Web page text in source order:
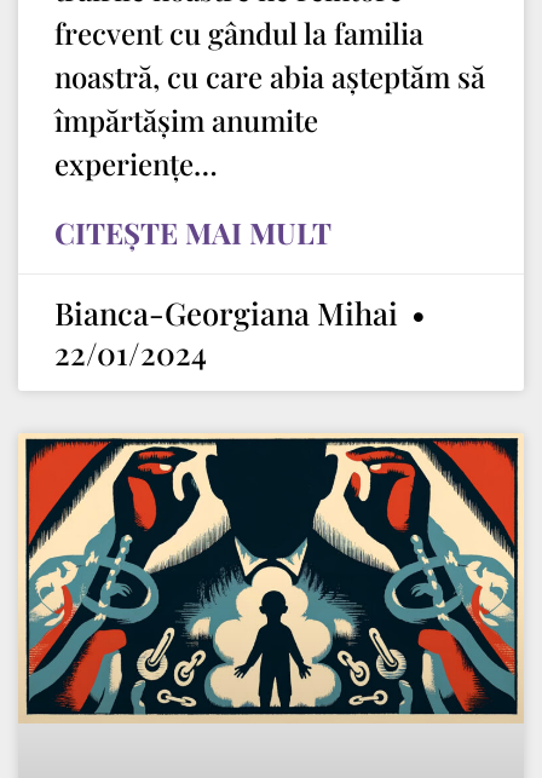
frecvent cu gândul la familia
noastră, cu care abia așteptăm să
împărtășim anumite
experiențe…
CITEȘTE MAI MULT
Bianca-Georgiana Mihai
22/01/2024